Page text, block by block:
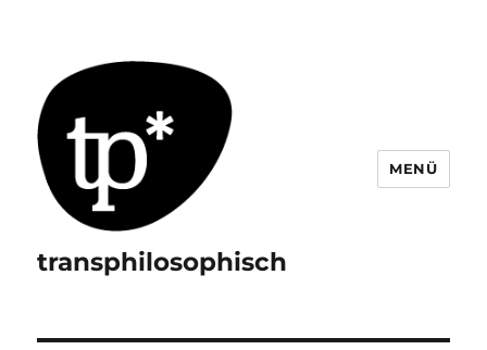
transphilosophisch
MENÜ